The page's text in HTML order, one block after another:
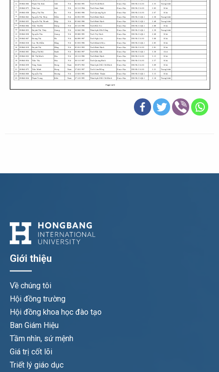
Giới thiệu
Về chúng tôi
Hội đồng trường
Hội đồng khoa học đào tạo
Ban Giám Hiệu
Tầm nhìn, sứ mệnh
Giá trị cốt lõi
Triết lý giáo dục